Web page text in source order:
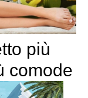
più
comode